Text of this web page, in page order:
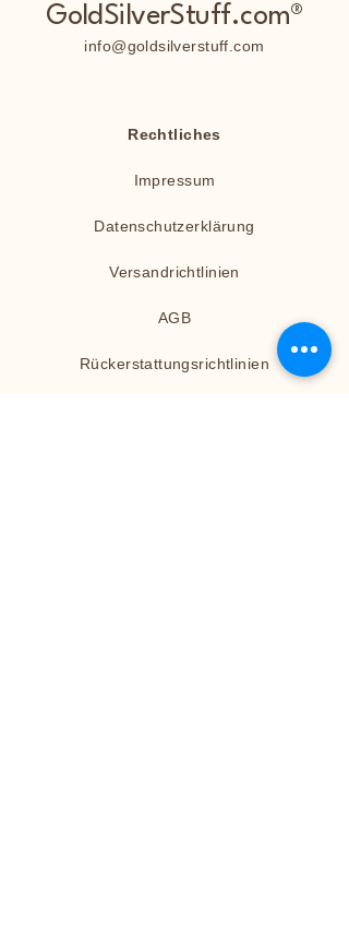
GoldSilverStuff.com®
info@goldsilverstuff.com
Rechtliches
Impressum
Datenschutzerklärung
Versandrichtlinien
AGB
Rückerstattungsrichtlinien